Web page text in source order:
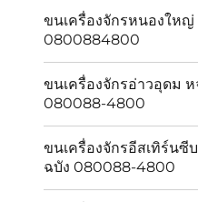
ขนเครื่องจักรหนองให
0800884800
ขนเครื่องจักรอ่าวอุดม
080088-4800
ขนเครื่องจักรอีสเทิร์น
ฉบัง 080088-4800